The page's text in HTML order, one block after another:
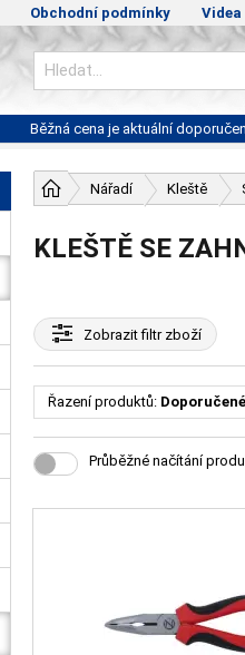
Obchodní podmínky
Běžná cena je aktuální
Nářadí Kleště
KLEŠTĚ SE
Zobrazitfiltr zboží
Řazení produktů: Doporučené
Průběžné načítání